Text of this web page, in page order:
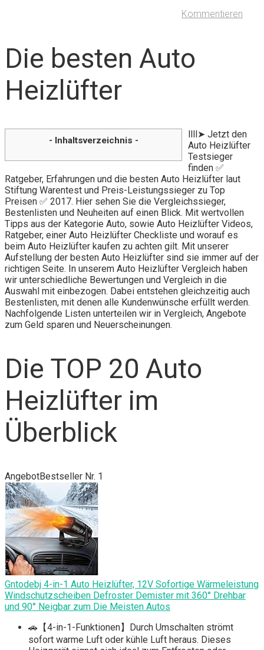
Kommentieren
Die besten Auto
Heizlüfter
- Inhaltsverzeichnis -
llll➤ Jetzt den
Auto Heizlüfter
Testsieger
finden ✅
Ratgeber, Erfahrungen und die besten Auto Heizlüfter laut
Stiftung Warentest und Preis-Leistungssieger zu Top
Preisen ✅ 2017. Hier sehen Sie die Vergleichssieger,
Bestenlisten und Neuheiten auf einen Blick. Mit wertvollen
Tipps aus der Kategorie Auto, sowie Auto Heizlüfter Videos,
Ratgeber, einer Auto Heizlüfter Checkliste und worauf es
beim Auto Heizlüfter kaufen zu achten gilt. Mit unserer
Aufstellung der besten Auto Heizlüfter sind sie immer auf der
richtigen Seite. In unserem Auto Heizlüfter Vergleich haben
wir unterschiedliche Bewertungen und Vergleich in die
Auswahl mit einbezogen. Dabei entstehen gleichzeitig auch
Bestenlisten, mit denen alle Kundenwünsche erfüllt werden.
Nachfolgende Listen unterteilen wir in Vergleich, Angebote
zum Geld sparen und Neuerscheinungen.
Die TOP 20 Auto
Heizlüfter im
Überblick
AngebotBestseller Nr. 1
Gntodebj 4-in-1 Auto Heizlüfter, 12V Sofortige Wärmeleistung
Windschutzscheiben Defroster Demister mit 360° Drehbar
und 90° Neigbar zum Die Meisten Autos
🚗【4-in-1-Funktionen】Durch Umschalten strömt
sofort warme Luft oder kühle Luft heraus. Dieses